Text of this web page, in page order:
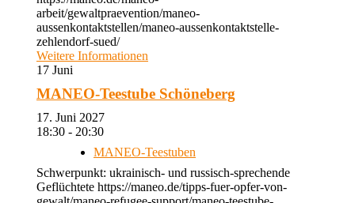
arbeit/gewaltpraevention/maneo-
aussenkontaktstellen/maneo-aussenkontaktstelle-
zehlendorf-sued/
Weitere Informationen
17 Juni
MANEO-Teestube Schöneberg
17. Juni 2027
18:30 - 20:30
MANEO-Teestuben
Schwerpunkt: ukrainisch- und russisch-sprechende
Geflüchtete https://maneo.de/tipps-fuer-opfer-von-